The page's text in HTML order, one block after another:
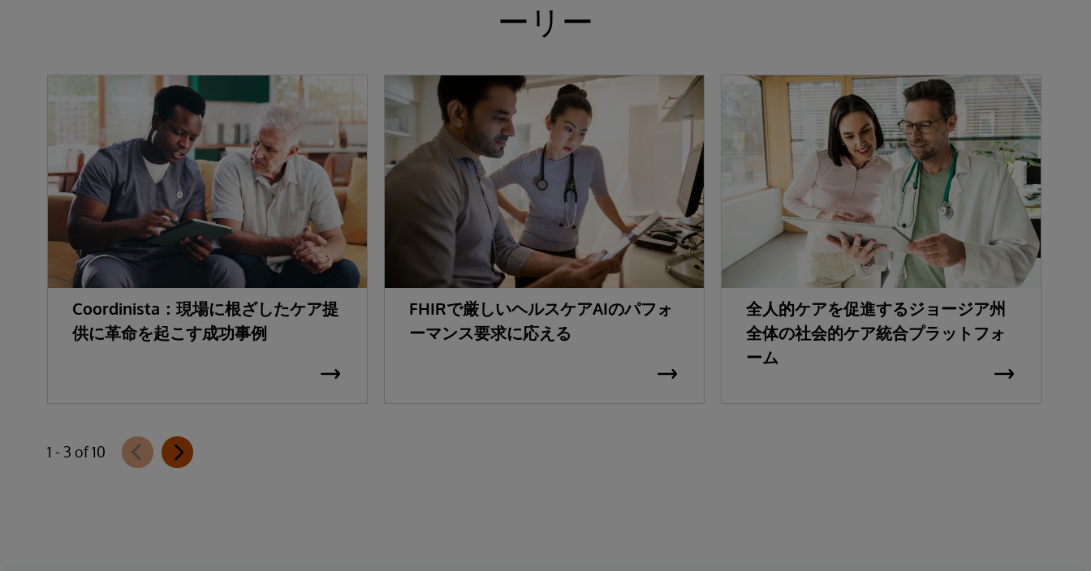
ーリー
Coordinista：現場に根ざしたケア提
供に革命を起こす成功事例
FHIRで厳しいヘルスケアAIのパフォ
ーマンス要求に応える
全人的ケアを促進するジョージア州
全体の社会的ケア統合プラットフォ
ーム
1 - 3 of 10